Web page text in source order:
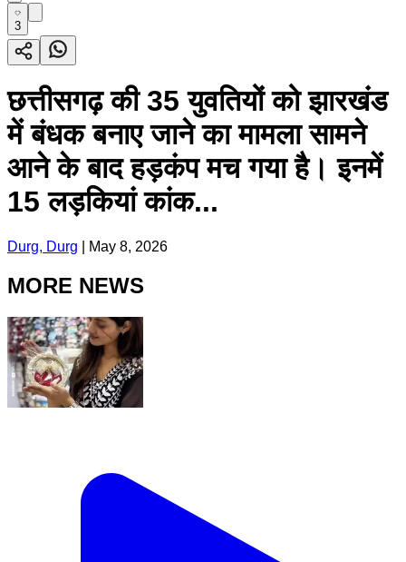
3
छत्तीसगढ़ की 35 युवतियों को झारखंड
में बंधक बनाए जाने का मामला सामने
आने के बाद हड़कंप मच गया है। इनमें
15 लड़कियां कांक...
Durg, Durg May 8, 2026
MORE NEWS